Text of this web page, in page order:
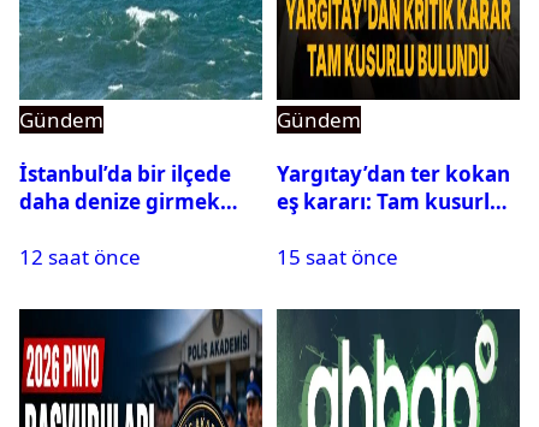
Gündem
İstanbul’da bir ilçede
daha denize girmek
12 saat önce
Gündem
Yargıtay’dan ter kokan
eş kararı: Tam kusurlu
15 saat önce